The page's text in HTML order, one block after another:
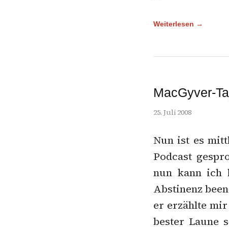
Weiterlesen →
MacGyver-
25. Juli 2008
Nun ist es
Podcast
nun kann ich
Abstinenz
er erzählte
bester Laune